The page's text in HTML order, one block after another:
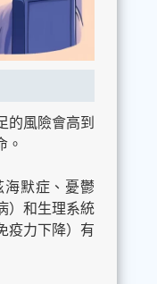
的風險會高到
。
海默症、憂鬱
）和生理系統
疫力下降）有